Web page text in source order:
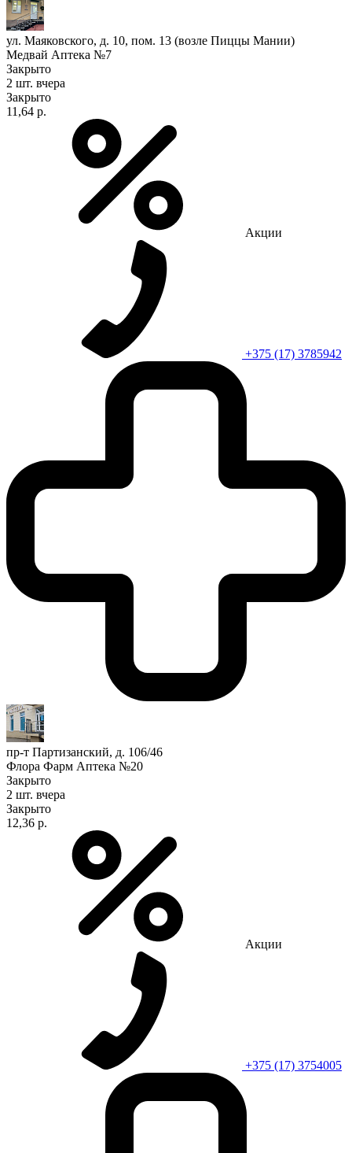
ул. Маяковского, д. 10, пом. 13 (возле Пиццы Мании)
Медвай Аптека №7
Закрыто
2 шт. вчера
Закрыто
11,64 р.
Акции
+375 (17) 3785942
пр-т Партизанский, д. 106/46
Флора Фарм Аптека №20
Закрыто
2 шт. вчера
Закрыто
12,36 р.
Акции
+375 (17) 3754005